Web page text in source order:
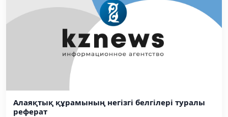
Алаяқтық құрамының негізгі белгілері туралы
реферат